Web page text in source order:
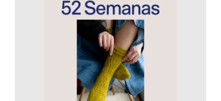
AÑADIR AL CARRITO